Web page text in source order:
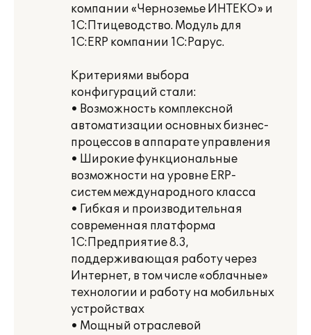
компании «Черноземье ИНТЕКО» и
1С:Птицеводство. Модуль для
1С:ERP компании 1С:Рарус.
Критериями выбора
конфигураций стали:
• Возможность комплексной
автоматизации основных бизнес-
процессов в аппарате управления
• Широкие функциональные
возможности на уровне ERP-
систем международного класса
• Гибкая и производительная
современная платформа
1С:Предприятие 8.3,
поддерживающая работу через
Интернет, в том числе «облачные»
технологии и работу на мобильных
устройствах
• Мощный отраслевой